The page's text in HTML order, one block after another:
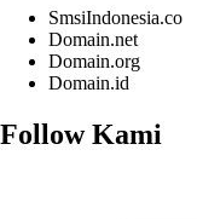
SmsiIndonesia.co
Domain.net
Domain.org
Domain.id
Follow Kami